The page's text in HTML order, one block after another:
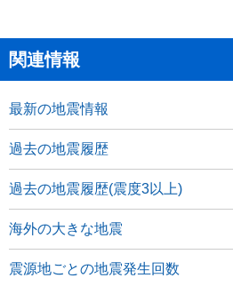
関連情報
最新の地震情報
過去の地震履歴
過去の地震履歴(震度3以上)
海外の大きな地震
震源地ごとの地震発生回数